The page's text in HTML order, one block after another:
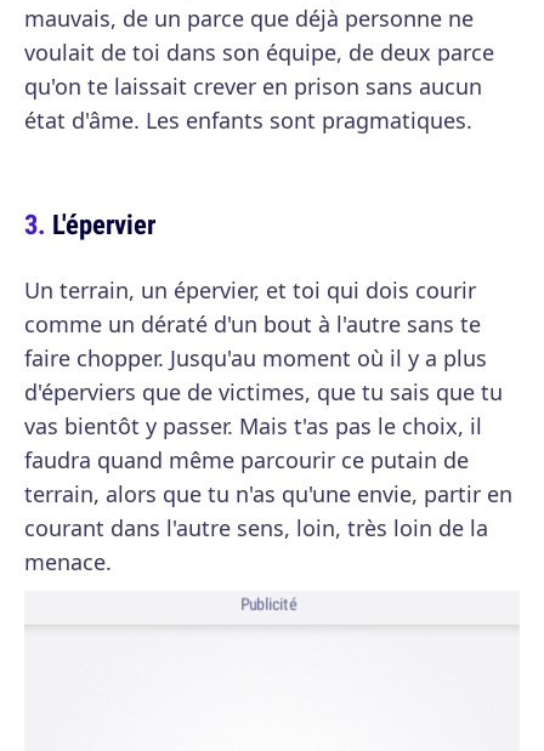
mauvais, de un parce que déjà personne ne
voulait de toi dans son équipe, de deux parce
qu'on te laissait crever en prison sans aucun
état d'âme. Les enfants sont pragmatiques.
L'épervier
Un terrain, un épervier, et toi qui dois courir
comme un dératé d'un bout à l'autre sans te
faire chopper. Jusqu'au moment où il y a plus
d'éperviers que de victimes, que tu sais que tu
vas bientôt y passer. Mais t'as pas le choix, il
faudra quand même parcourir ce putain de
terrain, alors que tu n'as qu'une envie, partir en
courant dans l'autre sens, loin, très loin de la
menace.
Publicité